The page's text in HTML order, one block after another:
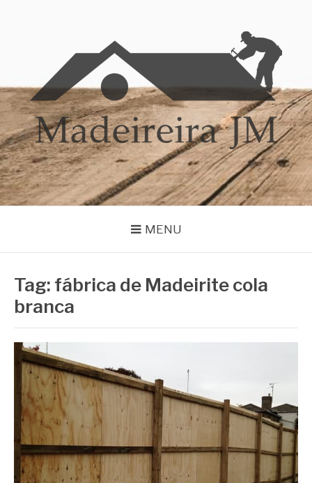
MADEIREIRA JM
Blog Madeireira JM
MENU
Tag: fábrica de Madeirite cola
branca